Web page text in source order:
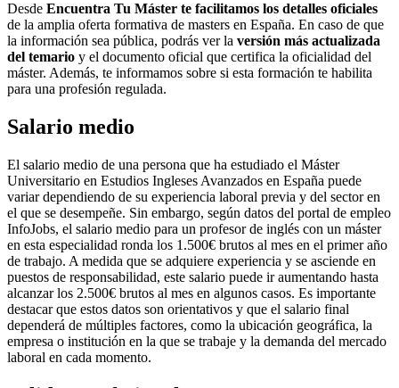
Desde Encuentra Tu Máster te facilitamos los detalles oficiales
de la amplia oferta formativa de masters en España. En caso de que
la información sea pública, podrás ver la versión más actualizada
del temario y el documento oficial que certifica la oficialidad del
máster. Además, te informamos sobre si esta formación te habilita
para una profesión regulada.
Salario medio
El salario medio de una persona que ha estudiado el Máster
Universitario en Estudios Ingleses Avanzados en España puede
variar dependiendo de su experiencia laboral previa y del sector en
el que se desempeñe. Sin embargo, según datos del portal de empleo
InfoJobs, el salario medio para un profesor de inglés con un máster
en esta especialidad ronda los 1.500€ brutos al mes en el primer año
de trabajo. A medida que se adquiere experiencia y se asciende en
puestos de responsabilidad, este salario puede ir aumentando hasta
alcanzar los 2.500€ brutos al mes en algunos casos. Es importante
destacar que estos datos son orientativos y que el salario final
dependerá de múltiples factores, como la ubicación geográfica, la
empresa o institución en la que se trabaje y la demanda del mercado
laboral en cada momento.